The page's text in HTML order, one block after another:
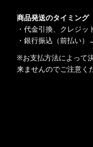
商品発送のタイミング
・代金引換、クレジ
・銀行振込（前払い
※お支払方法によって
来ませんのでご注意く